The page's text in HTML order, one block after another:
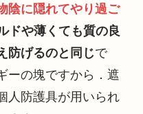
陰に隠れてやり過ご
ドや薄くても質の良
防げるのと同じで
ーの塊ですから．遮
人防護具が用いられ